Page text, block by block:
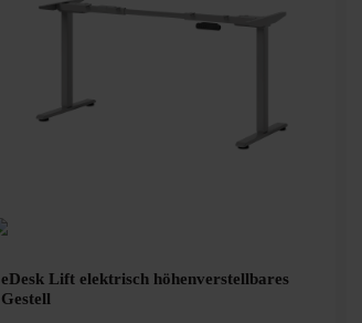
eDesk Lift elektrisch höhenverstellbares
Gestell